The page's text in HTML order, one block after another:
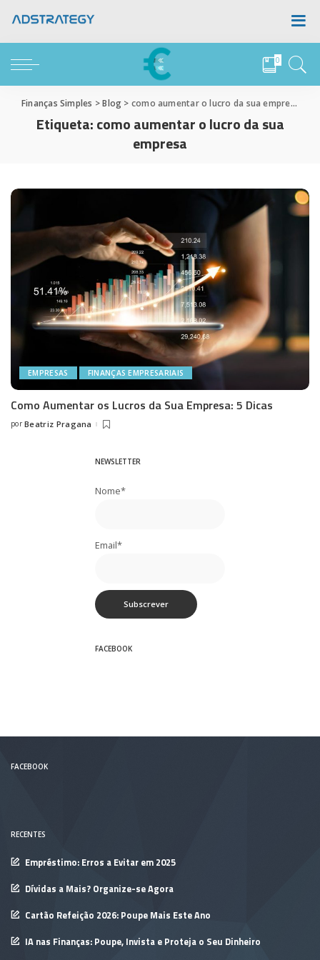
0
Finanças Simples >Blog > como aumentar o lucro da sua empresa
Etiqueta:como aumentar o lucro da sua
empresa
EMPRESAS FINANÇAS EMPRESARIAIS
Como Aumentar os Lucros da Sua Empresa: 5 Dicas
Posted
por Beatriz Pragana
NEWSLETTER
Nome*
Email*
FACEBOOK
FACEBOOK
RECENTES
Empréstimo: Erros a Evitar em 2025
Dívidas a Mais? Organize-se Agora
Cartão Refeição 2026: Poupe Mais Este Ano
IA nas Finanças: Poupe, Invista e Proteja o Seu Dinheiro